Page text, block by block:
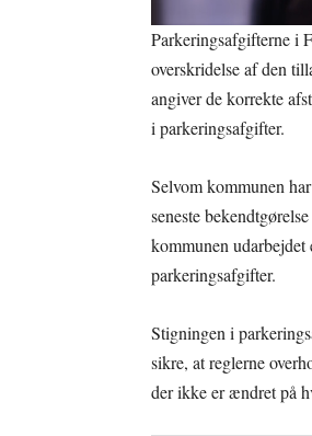
Parkeringsafgifterne i
overskridelse af den
angiver de korrekte
i parkeringsafgifter.
Selvom kommunen
seneste
kommunen
parkeringsafgifter.
Stigningen i
sikre, at reglerne
der ikke er ændret på